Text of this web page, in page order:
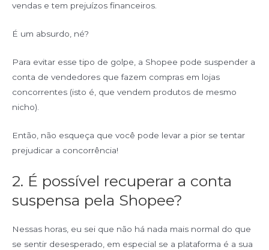
vendas e tem prejuízos financeiros.
É um absurdo, né?
Para evitar esse tipo de golpe, a Shopee pode suspender a
conta de vendedores que fazem compras em lojas
concorrentes (isto é, que vendem produtos de mesmo
nicho).
Então, não esqueça que você pode levar a pior se tentar
prejudicar a concorrência!
2. É possível recuperar a conta
suspensa pela Shopee?
Nessas horas, eu sei que não há nada mais normal do que
se sentir desesperado, em especial se a plataforma é a sua